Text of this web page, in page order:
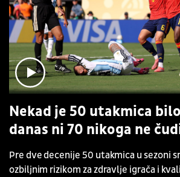
Nekad je 50 utakmica
danas ni 70 nikoga ne
Pre dve decenije 50 utakmica u sezoni
ozbiljnim rizikom za zdravlje igrača i